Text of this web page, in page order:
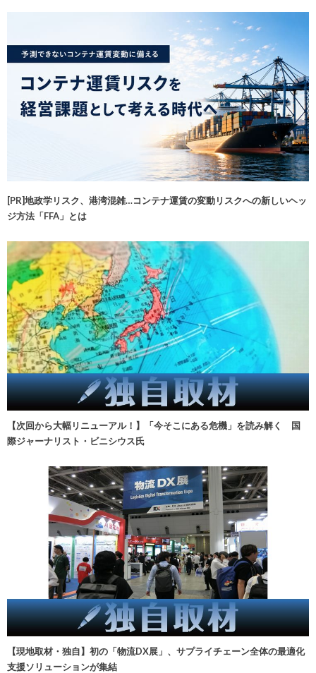
[PR]地政学リスク、港湾混雑…コンテナ運賃の変動リスクへの新しいヘッ
ジ方法「FFA」とは
【次回から大幅リニューアル！】「今そこにある危機」を読み解く 国
際ジャーナリスト・ビニシウス氏
【現地取材・独自】初の「物流DX展」、サプライチェーン全体の最適化
支援ソリューションが集結